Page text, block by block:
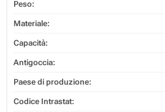
Peso:
Materiale:
Capacità:
Antigoccia:
Paese di produzione:
Codice Intrastat: